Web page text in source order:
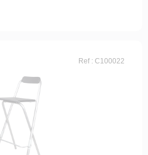
Ref : C100022